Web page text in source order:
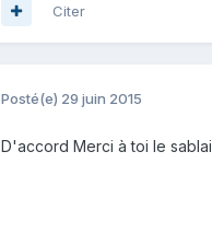
Citer
Posté(e) 29 juin 2015
D'accord Merci à toi le